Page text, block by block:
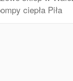
ciepła Piła